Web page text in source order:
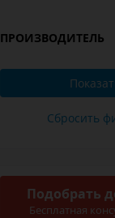
ПРОИЗВОДИТЕЛЬ
Подобрать
Бесплатная